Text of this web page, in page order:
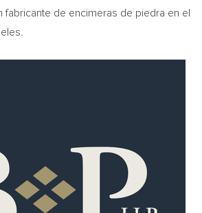
fabricante de encimeras de piedra en el